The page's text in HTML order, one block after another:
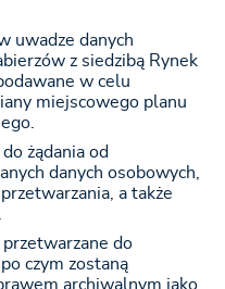
uwadze danych
z siedzibą Rynek
w celu
miejscowego planu
żądania od
danych osobowych,
a także
do
czym zostaną
archiwalnym jako